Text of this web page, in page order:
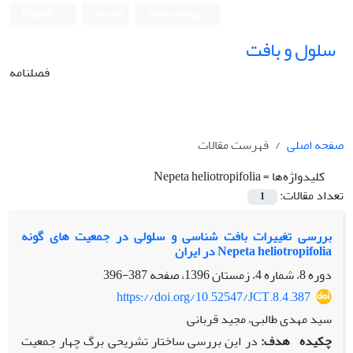
سلول و بافت
فصلنامه
صفحه اصلی
فهرست مقالات
کلیدواژه‌ها =Nepeta heliotropifolia
تعداد مقالات:
1
بررسی تغییرات بافت شناسی و سلولی در جمعیت های گونه
Nepeta heliotropifolia در ایران
دوره 8، شماره 4، زمستان 1396، صفحه
387-396
https://doi.org/10.52547/JCT.8.4.387
سید مهدی طالبی، مجید قربانی
چکیده هدف: در این بررسی ساختار تشریحی برگ چهار جمعیت